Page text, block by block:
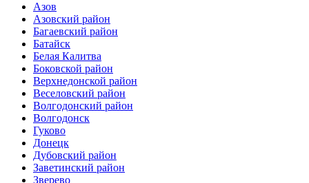
Азов
Азовский район
Багаевский район
Батайск
Белая Калитва
Боковской район
Верхнедонской район
Веселовский район
Волгодонский район
Волгодонск
Гуково
Донецк
Дубовский район
Заветинский район
Зверево